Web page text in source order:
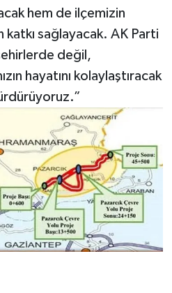
hem de ilçemizin
katkı sağlayacak. AK Parti
değil,
hayatını kolaylaştıracak